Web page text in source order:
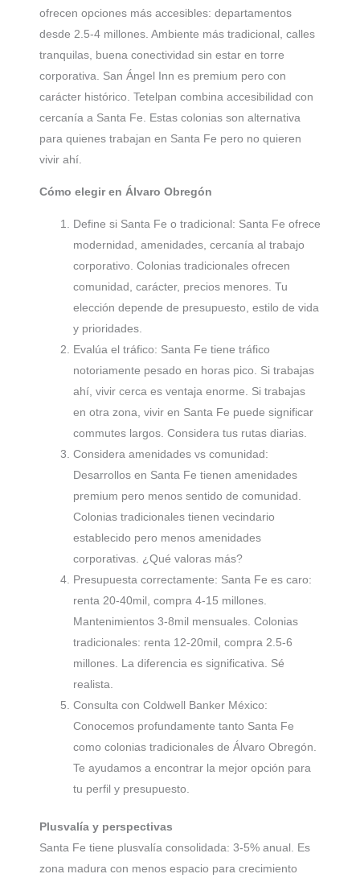
ofrecen opciones más accesibles: departamentos
desde 2.5-4 millones. Ambiente más tradicional, calles
tranquilas, buena conectividad sin estar en torre
corporativa. San Ángel Inn es premium pero con
carácter histórico. Tetelpan combina accesibilidad con
cercanía a Santa Fe. Estas colonias son alternativa
para quienes trabajan en Santa Fe pero no quieren
vivir ahí.
Cómo elegir en Álvaro Obregón
Define si Santa Fe o tradicional: Santa Fe ofrece
modernidad, amenidades, cercanía al trabajo
corporativo. Colonias tradicionales ofrecen
comunidad, carácter, precios menores. Tu
elección depende de presupuesto, estilo de vida
y prioridades.
Evalúa el tráfico: Santa Fe tiene tráfico
notoriamente pesado en horas pico. Si trabajas
ahí, vivir cerca es ventaja enorme. Si trabajas
en otra zona, vivir en Santa Fe puede significar
commutes largos. Considera tus rutas diarias.
Considera amenidades vs comunidad:
Desarrollos en Santa Fe tienen amenidades
premium pero menos sentido de comunidad.
Colonias tradicionales tienen vecindario
establecido pero menos amenidades
corporativas. ¿Qué valoras más?
Presupuesta correctamente: Santa Fe es caro:
renta 20-40mil, compra 4-15 millones.
Mantenimientos 3-8mil mensuales. Colonias
tradicionales: renta 12-20mil, compra 2.5-6
millones. La diferencia es significativa. Sé
realista.
Consulta con Coldwell Banker México:
Conocemos profundamente tanto Santa Fe
como colonias tradicionales de Álvaro Obregón.
Te ayudamos a encontrar la mejor opción para
tu perfil y presupuesto.
Plusvalía y perspectivas
Santa Fe tiene plusvalía consolidada: 3-5% anual. Es
zona madura con menos espacio para crecimiento